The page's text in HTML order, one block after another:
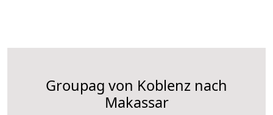
Groupag von Koblenz nach
Makassar